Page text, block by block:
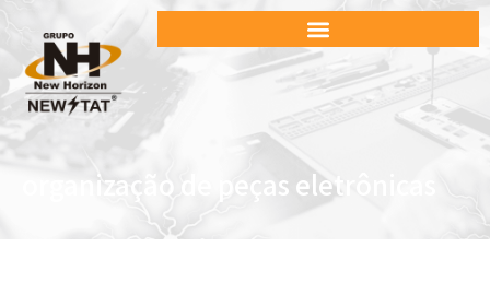
organização de peças eletrônicas